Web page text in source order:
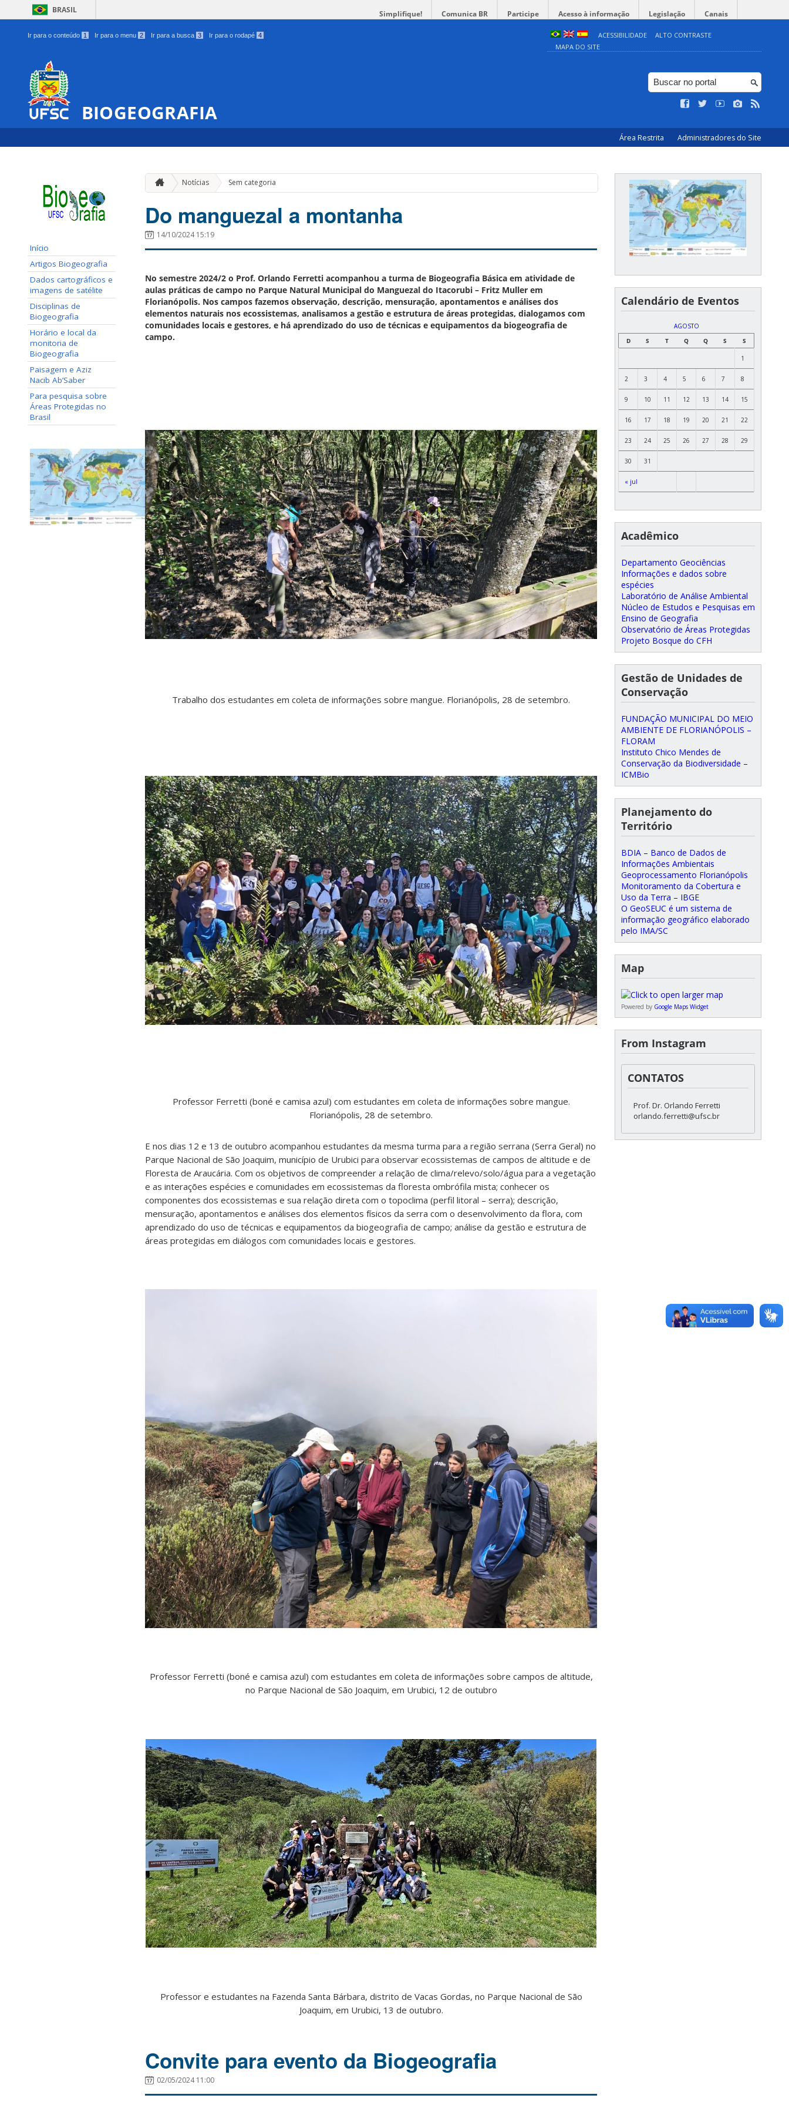
BRASIL Simplifique! Comunica BR Participe Acesso à informação Legislação Canais
Ir para o conteúdo 1 Ir para o menu 2 Ir para a busca 3 Ir para o rodapé 4 ACESSIBILIDADE
ALTO CONTRASTE
MAPA DO SITE
BIOGEOGRAFIA
Área Restrita Administradores do Site
Início
Artigos Biogeografia
Dados cartográficos e
imagens de satélite
Disciplinas de
Biogeografia
Horário e local da
monitoria de
Biogeografia
Paisagem e Aziz
Nacib Ab’Saber
Para pesquisa sobre
Áreas Protegidas no
Brasil
Notícias Sem categoria
Do manguezal a montanha
14/10/2024 15:19
No semestre 2024/2 o Prof. Orlando Ferretti acompanhou a turma de Biogeografia Básica em atividade de
aulas práticas de campo no Parque Natural Municipal do Manguezal do Itacorubi – Fritz Muller em
Florianópolis. Nos campos fazemos observação, descrição, mensuração, apontamentos e análises dos
elementos naturais nos ecossistemas, analisamos a gestão e estrutura de áreas protegidas, dialogamos com
comunidades locais e gestores, e há aprendizado do uso de técnicas e equipamentos da biogeografia de
campo.
Trabalho dos estudantes em coleta de informações sobre mangue. Florianópolis, 28 de setembro.
Professor Ferretti (boné e camisa azul) com estudantes em coleta de informações sobre mangue.
Florianópolis, 28 de setembro.
E nos dias 12 e 13 de outubro acompanhou estudantes da mesma turma para a região serrana (Serra Geral) no
Parque Nacional de São Joaquim, município de Urubici para observar ecossistemas de campos de altitude e de
Floresta de Araucária. Com os objetivos de compreender a relação de clima/relevo/solo/água para a vegetação
e as interações espécies e comunidades em ecossistemas da floresta ombrófila mista; conhecer os
componentes dos ecossistemas e sua relação direta com o topoclima (perfil litoral – serra); descrição,
mensuração, apontamentos e análises dos elementos físicos da serra com o desenvolvimento da flora, com
aprendizado do uso de técnicas e equipamentos da biogeografia de campo; análise da gestão e estrutura de
áreas protegidas em diálogos com comunidades locais e gestores.
Professor Ferretti (boné e camisa azul) com estudantes em coleta de informações sobre campos de altitude,
no Parque Nacional de São Joaquim, em Urubici, 12 de outubro
Professor e estudantes na Fazenda Santa Bárbara, distrito de Vacas Gordas, no Parque Nacional de São
Joaquim, em Urubici, 13 de outubro.
Convite para evento da Biogeografia
02/05/2024 11:00
Calendário de Eventos
AGOSTO
D
S T Q Q S S
« jul
1
2 3 4 5 6 7 8
9 10 11 12 13 14 15
16 17 18 19 20 21 22
23 24 25 26 27 28 29
30 31
Acadêmico
Departamento Geociências
Informações e dados sobre
espécies
Laboratório de Análise Ambiental
Núcleo de Estudos e Pesquisas em
Ensino de Geografia
Observatório de Áreas Protegidas
Projeto Bosque do CFH
Gestão de Unidades de
Conservação
FUNDAÇÃO MUNICIPAL DO MEIO
AMBIENTE DE FLORIANÓPOLIS –
FLORAM
Instituto Chico Mendes de
Conservação da Biodiversidade –
ICMBio
Planejamento do
Território
BDIA – Banco de Dados de
Informações Ambientais
Geoprocessamento Florianópolis
Monitoramento da Cobertura e
Uso da Terra – IBGE
O GeoSEUC é um sistema de
informação geográfico elaborado
pelo IMA/SC
Map
Powered by Google Maps Widget
From Instagram
CONTATOS
Prof. Dr. Orlando Ferretti
orlando.ferretti@ufsc.br